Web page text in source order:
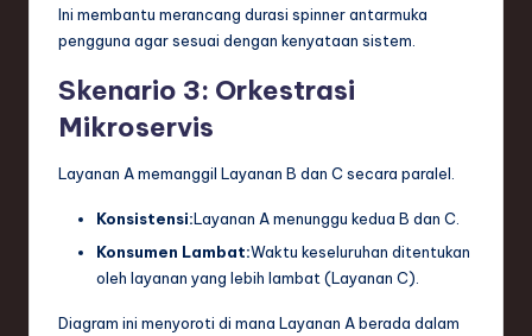
Ini membantu merancang durasi spinner antarmuka
pengguna agar sesuai dengan kenyataan sistem.
Skenario 3: Orkestrasi
Mikroservis
Layanan A memanggil Layanan B dan C secara paralel.
Konsistensi:Layanan A menunggu kedua B dan C.
Konsumen Lambat:Waktu keseluruhan ditentukan
oleh layanan yang lebih lambat (Layanan C).
Diagram ini menyoroti di mana Layanan A berada dalam